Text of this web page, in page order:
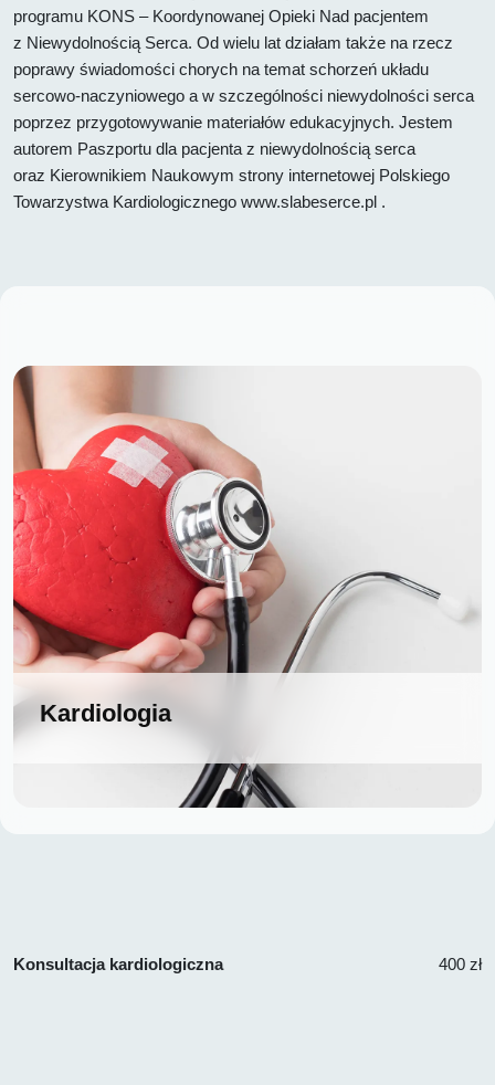
programu KONS – Koordynowanej Opieki Nad pacjentem
z Niewydolnością Serca. Od wielu lat działam także na rzecz
poprawy świadomości chorych na temat schorzeń układu
sercowo-naczyniowego a w szczególności niewydolności serca
poprzez przygotowywanie materiałów edukacyjnych. Jestem
autorem Paszportu dla pacjenta z niewydolnością serca
oraz Kierownikiem Naukowym strony internetowej Polskiego
Towarzystwa Kardiologicznego www.slabeserce.pl .
Kardiologia
Konsultacja kardiologiczna 400 zł